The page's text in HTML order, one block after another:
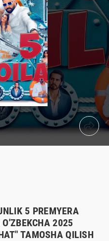
5 PREMYERA
2025
TAMOSHA QILISH